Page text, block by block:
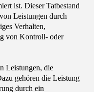
ist. Dieser Tatbestand
Leistungen durch
Verhalten,
von Kontroll- oder
Leistungen, die
gehören die Leistung
durch ein